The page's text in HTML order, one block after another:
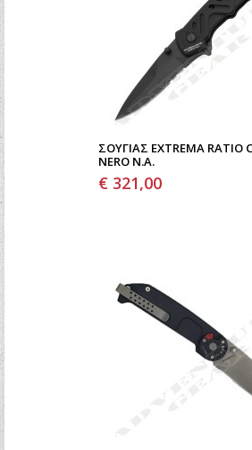
ΣΟΥΓΙΆΣ EXTREMA RATIO
NERO N.A.
€ 321,00